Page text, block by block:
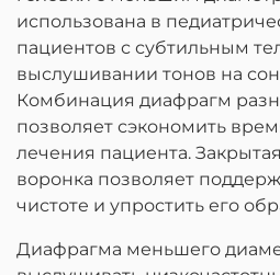
использована в
пациентов с субтильным
выслушивании тонов на
Комбинация диафрагм
позволяет сэкономить
лечения пациента.
воронка позволяет
чистоте и упростить его
Диафрагма меньшего